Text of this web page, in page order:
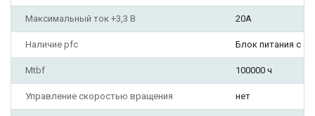
Максимальный ток +3,3 В 20А
Наличие pfc Блок питания с
Mtbf 100000 ч
Управление скоростью вращения нет